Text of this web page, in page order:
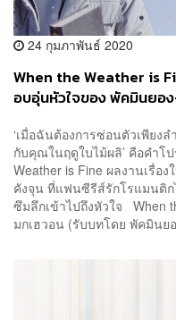
24 กุมภาพันธ์ 2020
When the Weather is
อบอุ่นหัวใจของ พัคมินยอ
‘เมื่อฉันต้องการซ่อนตัวเพียง
กับคุณในฤดูใบไม้ผลิ’ คือคำโ
Weather is Fine ผลงานเรื่อ
คังจุน ที่แฟนซีรีส์รักโรแมนติ
ซึมลึกเข้าไปถึงหัวใจ When
มกเฮวอน (รับบทโดย พัคมินย